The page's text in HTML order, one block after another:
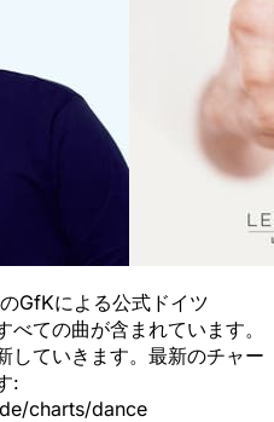
GfKによる公式ドイツ
ての曲が含まれています。
していきます。最新のチャー
:
charts/dance